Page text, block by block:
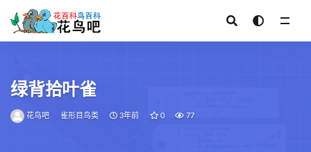
绿背拾叶雀
花鸟吧 雀形目鸟类 3年前 0 77